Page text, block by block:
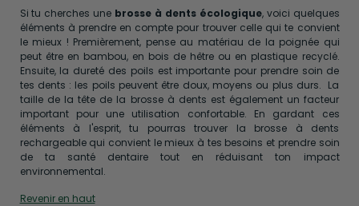
Si tu cherches une brosse à dents écologique, voici quelques
éléments à prendre en compte pour trouver celle qui te convient
le mieux ! Premièrement, pense au matériau de la poignée qui
peut être en bambou, en bois de hêtre ou en plastique recyclé.
Ensuite, la dureté des poils est importante pour prendre soin de
tes dents : les poils peuvent être doux, moyens ou plus durs. La
taille de la tête de la brosse à dents est également un facteur
important pour une utilisation confortable. En gardant ces
éléments à l'esprit, tu pourras trouver la brosse à dents
rechargeable qui convient le mieux à tes besoins et prendre soin
de ta santé dentaire tout en réduisant ton impact
environnemental.
Revenir en haut